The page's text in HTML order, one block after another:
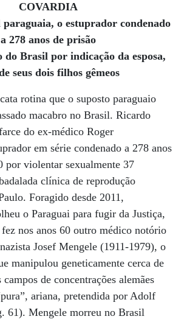
COVARDIA
o estuprador condenado
a 278 anos de prisão
do Brasil por indicação da esposa,
seus dois filhos gêmeos
rotina que o suposto paraguaio
macabro no Brasil. Ricardo
do ex-médico Roger
em série condenado a 278 anos
por violentar sexualmente 37
clínica de reprodução
Foragido desde 2011,
o Paraguai para fugir da Justiça,
nos anos 60 outro médico notório
Josef Mengele (1911-1979), o
manipulou geneticamente cerca de
de concentrações alemães
ariana, pretendida por Adolf
61). Mengele morreu no Brasil